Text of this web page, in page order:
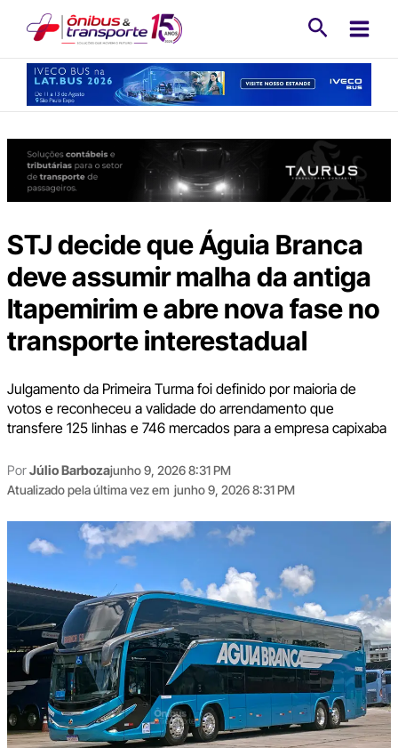
conteúdo
STJ decide que Águia Branca
deve assumir malha da antiga
Itapemirim e abre nova fase no
transporte interestadual
Julgamento da Primeira Turma foi definido por maioria de
votos e reconheceu a validade do arrendamento que
transfere 125 linhas e 746 mercados para a empresa capixaba
PorJúlio Barbozajunho 9, 2026 8:31 PM
Atualizado pela última vez em junho 9, 2026 8:31 PM